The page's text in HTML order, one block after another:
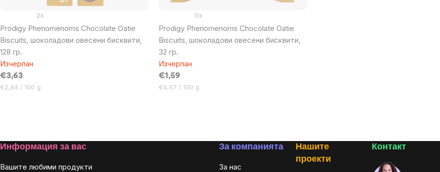
Prodigy Phenomenoms Chocolate Oatie
Biscuits, шоколадови овесени бисквити,
128 гр.
2x
Изчерпан
€3,63
Цена
€2,84 / 100 g
Prodigy Phenomenoms Chocolate Oatie
Biscuits, шоколадови овесени бисквити,
32 гр.
0x
Изчерпан
€1,59
Цена
€4,97 / 100 g
controls
Footer
Информация за вас
Вашите любими продукти
За компанията
За нас
Нашите
проекти
Контакт